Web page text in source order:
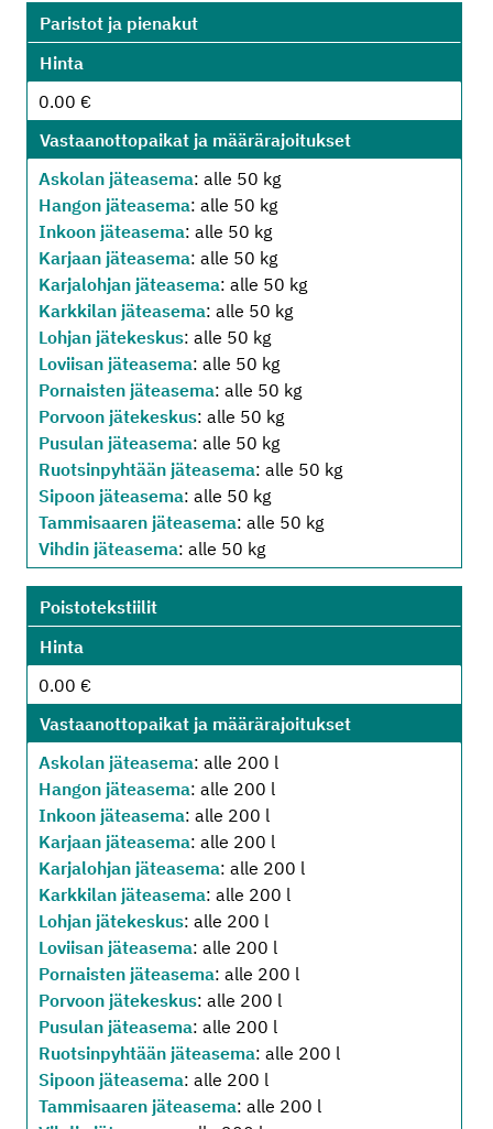
Paristot ja pienakut
Hinta
0.00 €
Vastaanottopaikat ja määrärajoitukset
Askolan jäteasema: alle 50 kg
Hangon jäteasema: alle 50 kg
Inkoon jäteasema: alle 50 kg
Karjaan jäteasema: alle 50 kg
Karjalohjan jäteasema: alle 50 kg
Karkkilan jäteasema: alle 50 kg
Lohjan jätekeskus: alle 50 kg
Loviisan jäteasema: alle 50 kg
Pornaisten jäteasema: alle 50 kg
Porvoon jätekeskus: alle 50 kg
Pusulan jäteasema: alle 50 kg
Ruotsinpyhtään jäteasema: alle 50 kg
Sipoon jäteasema: alle 50 kg
Tammisaaren jäteasema: alle 50 kg
Vihdin jäteasema: alle 50 kg
Poistotekstiilit
Hinta
0.00 €
Vastaanottopaikat ja määrärajoitukset
Askolan jäteasema: alle 200 l
Hangon jäteasema: alle 200 l
Inkoon jäteasema: alle 200 l
Karjaan jäteasema: alle 200 l
Karjalohjan jäteasema: alle 200 l
Karkkilan jäteasema: alle 200 l
Lohjan jätekeskus: alle 200 l
Loviisan jäteasema: alle 200 l
Pornaisten jäteasema: alle 200 l
Porvoon jätekeskus: alle 200 l
Pusulan jäteasema: alle 200 l
Ruotsinpyhtään jäteasema: alle 200 l
Sipoon jäteasema: alle 200 l
Tammisaaren jäteasema: alle 200 l